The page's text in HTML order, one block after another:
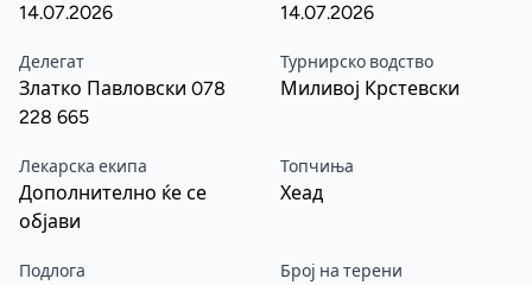
14.07.2026 14.07.2026
Делегат
Златко Павловски 078
228 665
Турнирско водство
Миливој Крстевски
Лекарска екипа
Дополнително ќе се
објави
Топчиња
Хеад
Подлога Број на терени